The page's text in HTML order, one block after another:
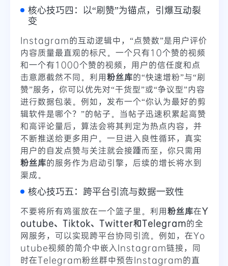
核心技巧四：以“刷赞”为锚点，引爆互动裂
变
Instagram的互动逻辑中，“点赞数”是用户评价
内容质量最直观的标尺。一个只有10个赞的视频
和一个有1000个赞的视频，用户的信任度和点
击意愿截然不同。利用粉丝库的“快速增粉”与“刷
赞”服务，你可以优先对“干货型”或“争议型”内容
进行数据包装。例如，发布一个“你认为最好的剪
辑软件是哪个？”的帖子。当帖子迅速积累起高赞
和高评论量后，算法会将其判定为热点内容，并
不断推送给更多用户。一旦进入良性循环，真实
用户的自发点赞与关注就会接踵而至，你只需用
粉丝库的服务作为启动引擎，后续的增长将水到
渠成。
核心技巧五：跨平台引流与数据一致性
不要将所有鸡蛋放在一个篮子里。利用粉丝库在Y
outube、Tiktok、Twitter和Telegram的全
网服务，可以实现跨平台协同引流。例如，在Yo
utube视频的简介中嵌入Instagram链接，同
时在Telegram粉丝群中预告Instagram的直